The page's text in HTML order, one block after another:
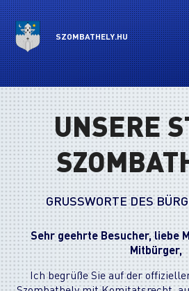
SZOMBATHELY.HU
UNSERE
GRUSSWORTE DES
Sehr geehrte Besucher, liebe
Mitbürger,
Ich begrüße Sie auf der